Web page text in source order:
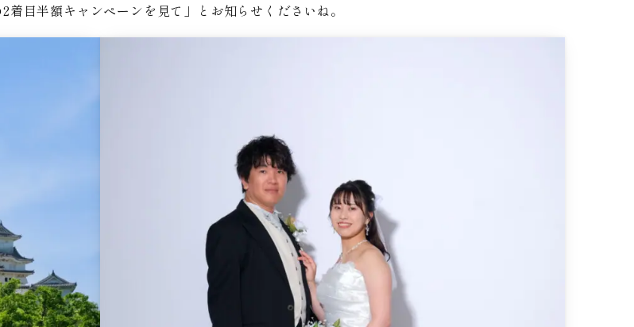
着目半額キャンペーンを見て」とお知らせくださいね。